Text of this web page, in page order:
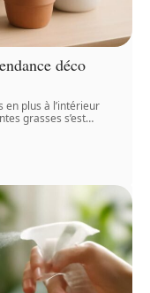
déco
en plus à l’intérieur
grasses s’est…